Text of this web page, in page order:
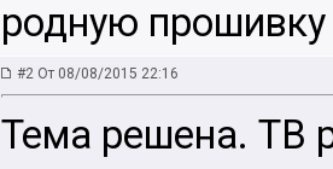
родную прошивку
#2 От 08/08/2015 22:16
Тема решена. ТВ